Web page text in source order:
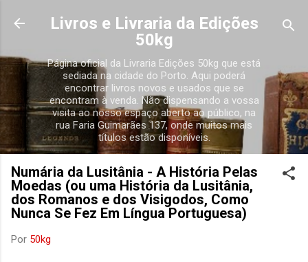
Avançar para o conteúdo principal
Livros e Livraria da Edições
50kg
Página oficial da Livraria Edições 50kg que está
sediada na cidade do Porto. Aqui poderá
encontrar livros novos e usados que se
encontram à venda. Não dispensando a vossa
visita ao nosso espaço aberto ao público, na
rua Faria Guimarães 137, onde muitos mais
títulos estão disponíveis.
Numária da Lusitânia - A História Pelas
Moedas (ou uma História da Lusitânia,
dos Romanos e dos Visigodos, Como
Nunca Se Fez Em Língua Portuguesa)
Por 50kg